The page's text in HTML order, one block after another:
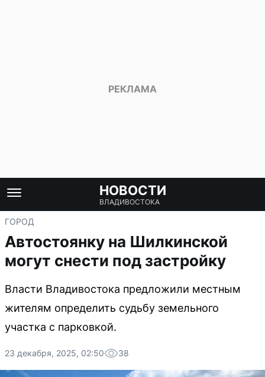
НОВОСТИ
ВЛАДИВОСТОКА
ГОРОД
Автостоянку на Шилкинской
могут снести под застройку
Власти Владивостока предложили местным
жителям определить судьбу земельного
участка с парковкой.
23 декабря, 2025, 02:50 38